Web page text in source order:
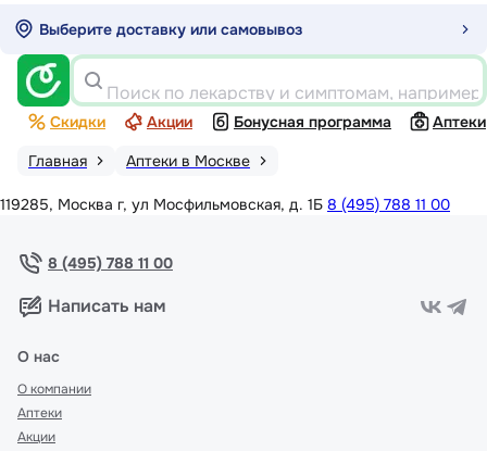
Выберите доставку или самовывоз
Поиск по лекарству и симптомам,
Скидки Акции Бонусная программа
Аптеки
Главная
Аптеки в Москве
119285, Москва г, ул Мосфильмовская, д. 1Б 8 (495) 788 11 00
8 (495) 788 11 00
Написать нам
О нас
О компании
Аптеки
Акции